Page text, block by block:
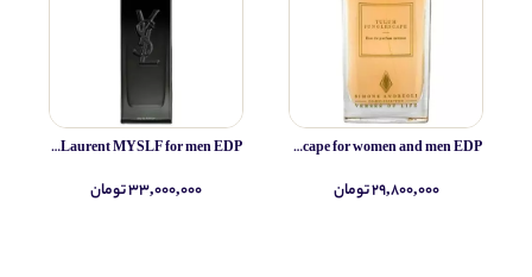
Simone Andreoli Tulum Junglescape for women and men EDP
۲۹,۸۰۰,۰۰۰ تومان
Yves Saint Laurent MYSLF for men EDP
۳۳,۰۰۰,۰۰۰ تومان